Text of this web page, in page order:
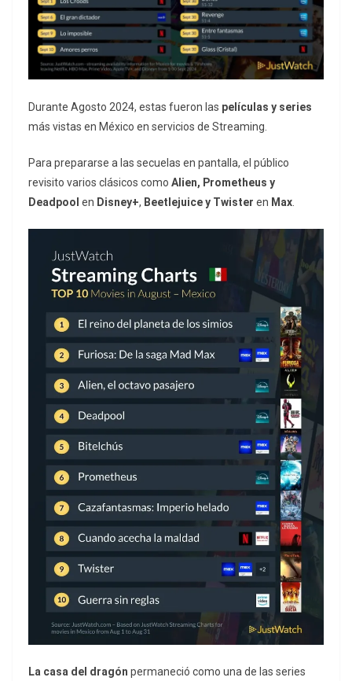
Durante Agosto 2024, estas fueron las películas y series
más vistas en México en servicios de Streaming.
Para prepararse a las secuelas en pantalla, el público
revisito varios clásicos como Alien, Prometheus y
Deadpool en Disney+, Beetlejuice y Twister en Max
La casa del dragón permaneció como una de las series